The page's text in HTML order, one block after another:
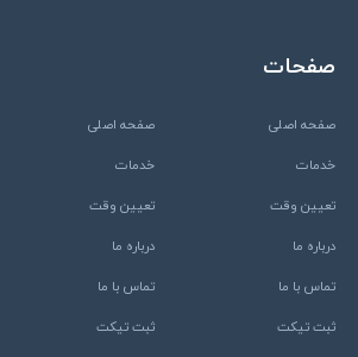
صفحات
صفحه اصلی
خدمات
تعیین وقت
درباره ما
تماس با ما
ثبت تیکت
صفحه اصلی
خدمات
تعیین وقت
درباره ما
تماس با ما
ثبت تیکت